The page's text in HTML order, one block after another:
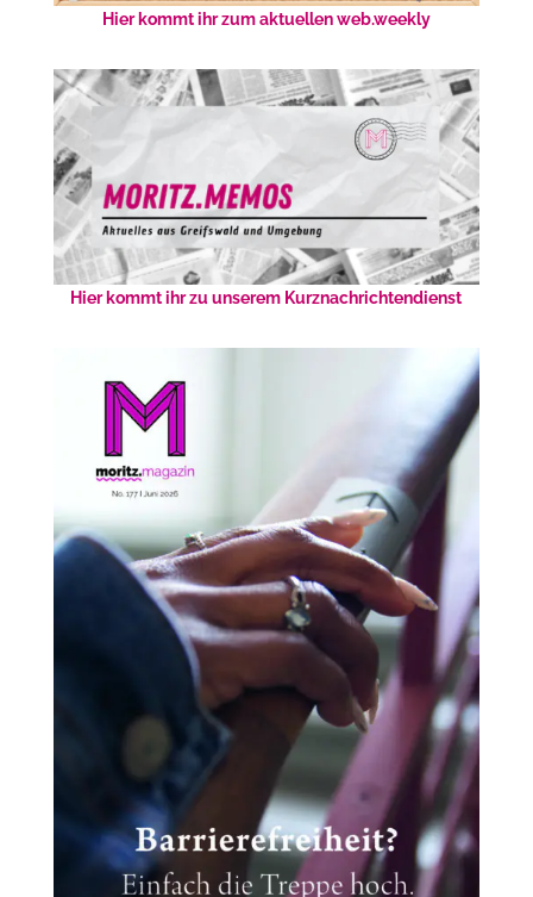
Hier kommt ihr zum aktuellen web.weekly
Hier kommt ihr zu unserem Kurznachrichtendienst